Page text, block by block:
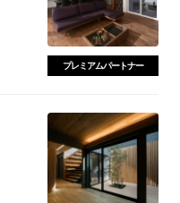
プレミアムパートナー